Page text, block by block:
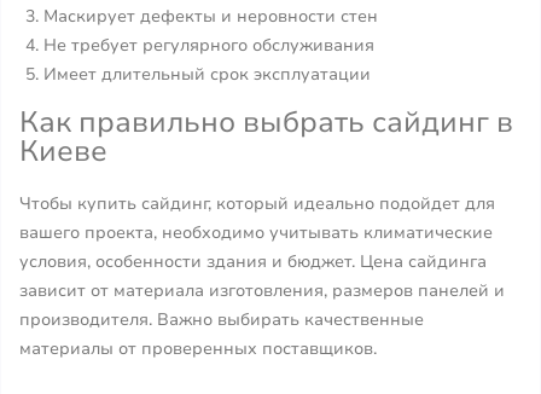
Маскирует дефекты и неровности стен
Не требует регулярного обслуживания
Имеет длительный срок эксплуатации
Как правильно выбрать сайдинг в
Киеве
Чтобы купить сайдинг, который идеально подойдет для
вашего проекта, необходимо учитывать климатические
условия, особенности здания и бюджет. Цена сайдинга
зависит от материала изготовления, размеров панелей и
производителя. Важно выбирать качественные
материалы от проверенных поставщиков.